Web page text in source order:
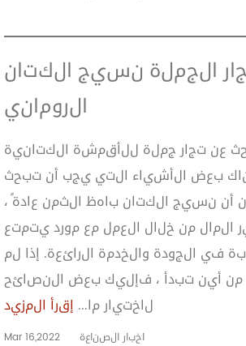
الجملة نسيج الكتان
الروماني
عن تجار جملة للأقمشة الكتانية
بعض الأشياء التي يجب أن تبحث
أن نسيج الكتان باهظ الثمن عادةً ،
من خلال العمل مع مورد يتمتع
الجودة والخدمة الرائعة. إذا لم
من أين تبدأ ، فإليك بعض النصائح
لاختيار ما... إقرأ المزيد
Mar 16,2022 اخبار الصناعة